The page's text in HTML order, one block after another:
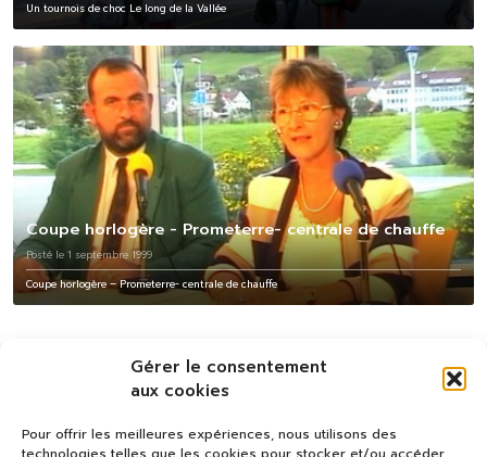
Gérer le consentement
aux cookies
Pour offrir les meilleures expériences, nous utilisons des
Un tournois de choc Le long de la Vallée
Coupe horlogère - Prometerre- centrale de chauffe
Posté le 1 septembre 1999
Coupe horlogère – Prometerre- centrale de chauffe